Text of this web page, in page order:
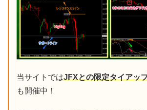
当サイトではJFXとの限定タイアッ
も開催中！